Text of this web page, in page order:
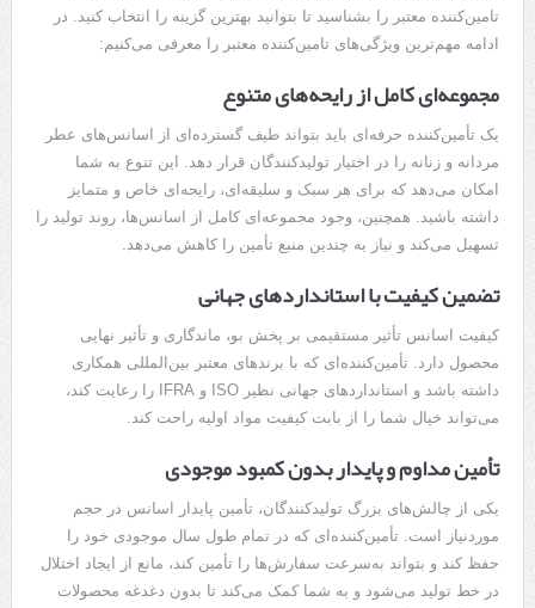
تامین‌کننده معتبر را بشناسید تا بتوانید بهترین گزینه را انتخاب کنید. در
ادامه مهم‌ترین ویژگی‌های تامین‌کننده معتبر را معرفی می‌کنیم:
مجموعه‌ای کامل از رایحه‌های متنوع
یک تأمین‌کننده حرفه‌ای باید بتواند طیف گسترده‌ای از اسانس‌های عطر
مردانه و زنانه را در اختیار تولیدکنندگان قرار دهد. این تنوع به شما
امکان می‌دهد که برای هر سبک و سلیقه‌ای، رایحه‌ای خاص و متمایز
داشته باشید. همچنین، وجود مجموعه‌ای کامل از اسانس‌ها، روند تولید را
تسهیل می‌کند و نیاز به چندین منبع تأمین را کاهش می‌دهد.
تضمین کیفیت با استانداردهای جهانی
کیفیت اسانس تأثیر مستقیمی بر پخش بو، ماندگاری و تأثیر نهایی
محصول دارد. تأمین‌کننده‌ای که با برندهای معتبر بین‌المللی همکاری
داشته باشد و استانداردهای جهانی نظیر ISO و IFRA را رعایت کند،
می‌تواند خیال شما را از بابت کیفیت مواد اولیه راحت کند.
تأمین مداوم و پایدار بدون کمبود موجودی
یکی از چالش‌های بزرگ تولیدکنندگان، تأمین پایدار اسانس در حجم
موردنیاز است. تأمین‌کننده‌ای که در تمام طول سال موجودی خود را
حفظ کند و بتواند به‌سرعت سفارش‌ها را تأمین کند، مانع از ایجاد اختلال
در خط تولید می‌شود و به شما کمک می‌کند تا بدون دغدغه محصولات